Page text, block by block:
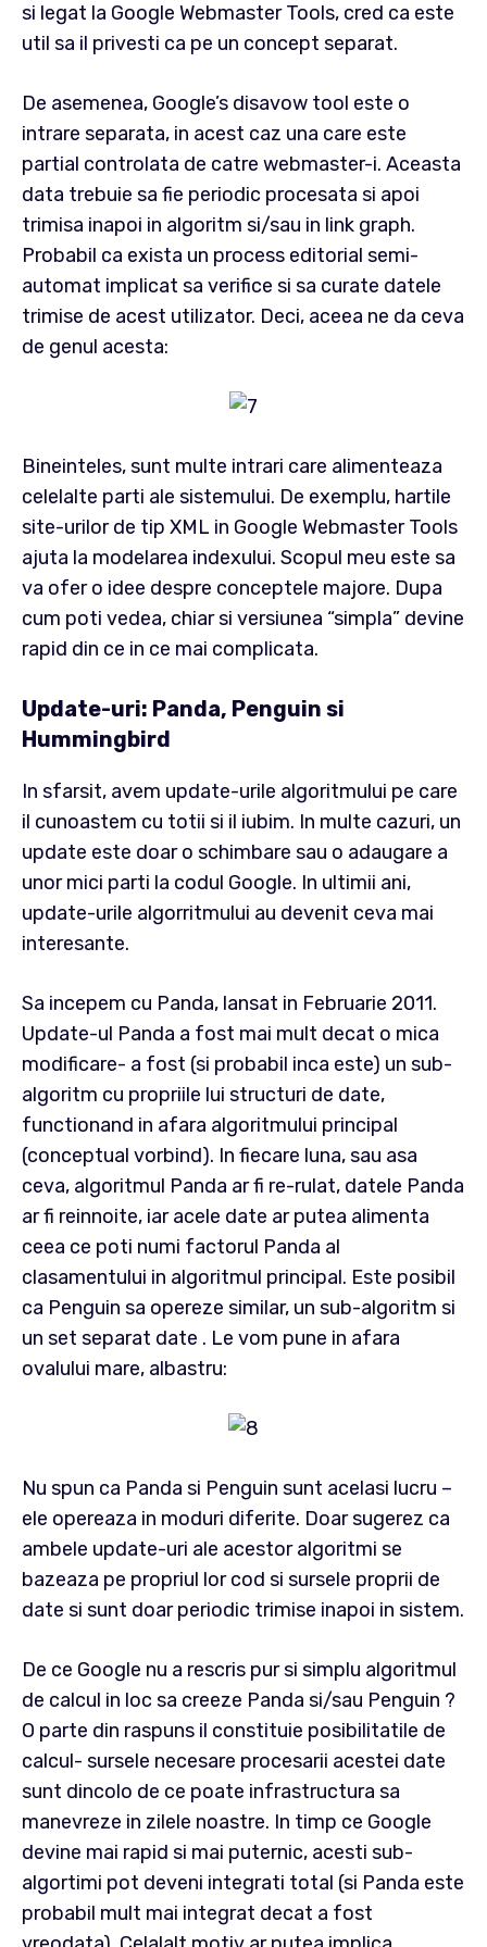
si legat la Google Webmaster Tools, cred ca este
util sa il privesti ca pe un concept separat.
De asemenea, Google’s disavow tool este o
intrare separata, in acest caz una care este
partial controlata de catre webmaster-i. Aceasta
data trebuie sa fie periodic procesata si apoi
trimisa inapoi in algoritm si/sau in link graph.
Probabil ca exista un process editorial semi-
automat implicat sa verifice si sa curate datele
trimise de acest utilizator. Deci, aceea ne da ceva
de genul acesta:
Bineinteles, sunt multe intrari care alimenteaza
celelalte parti ale sistemului. De exemplu, hartile
site-urilor de tip XML in Google Webmaster Tools
ajuta la modelarea indexului. Scopul meu este sa
va ofer o idee despre conceptele majore. Dupa
cum poti vedea, chiar si versiunea “simpla” devine
rapid din ce in ce mai complicata.
Update-uri: Panda, Penguin si
Hummingbird
In sfarsit, avem update-urile algoritmului pe care
il cunoastem cu totii si il iubim. In multe cazuri, un
update este doar o schimbare sau o adaugare a
unor mici parti la codul Google. In ultimii ani,
update-urile algorritmului au devenit ceva mai
interesante.
Sa incepem cu Panda, lansat in Februarie 2011.
Update-ul Panda a fost mai mult decat o mica
modificare- a fost (si probabil inca este) un sub-
algoritm cu propriile lui structuri de date,
functionand in afara algoritmului principal
(conceptual vorbind). In fiecare luna, sau asa
ceva, algoritmul Panda ar fi re-rulat, datele Panda
ar fi reinnoite, iar acele date ar putea alimenta
ceea ce poti numi factorul Panda al
clasamentului in algoritmul principal. Este posibil
ca Penguin sa opereze similar, un sub-algoritm si
un set separat date . Le vom pune in afara
ovalului mare, albastru:
Nu spun ca Panda si Penguin sunt acelasi lucru –
ele opereaza in moduri diferite. Doar sugerez ca
ambele update-uri ale acestor algoritmi se
bazeaza pe propriul lor cod si sursele proprii de
date si sunt doar periodic trimise inapoi in sistem.
De ce Google nu a rescris pur si simplu algoritmul
de calcul in loc sa creeze Panda si/sau Penguin ?
O parte din raspuns il constituie posibilitatile de
calcul- sursele necesare procesarii acestei date
sunt dincolo de ce poate infrastructura sa
manevreze in zilele noastre. In timp ce Google
devine mai rapid si mai puternic, acesti sub-
algortimi pot deveni integrati total (si Panda este
probabil mult mai integrat decat a fost